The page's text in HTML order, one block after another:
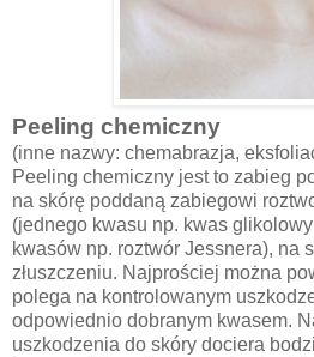
Peeling chemiczny
(inne nazwy: chemabrazja,
Peeling chemiczny jest to zabieg
na skórę poddaną zabiegowi
(jednego kwasu np. kwas
kwasów np. roztwór Jessnera), na
złuszczeniu. Najprościej można
polega na kontrolowanym
odpowiednio dobranym kwasem.
uszkodzenia do skóry dociera